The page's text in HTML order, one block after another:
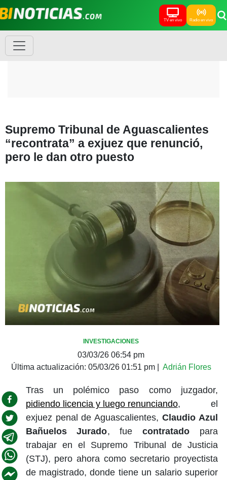
TV en vivo Radio en vivo
Supremo Tribunal de Aguascalientes
“recontrata” a exjuez que renunció,
pero le dan otro puesto
INVESTIGACIONES
03/03/26 06:54 pm
Última actualización: 05/03/26 01:51 pm| Adrián Flores
Tras un polémico paso como juzgador,
pidiendo licencia y luego renunciando, el
exjuez penal de Aguascalientes,Claudio Azul
Bañuelos Jurado, fuecontratado para
trabajar en el Supremo Tribunal de Justicia
(STJ), pero ahora como secretario proyectista
de magistrado, donde tiene un salario superior